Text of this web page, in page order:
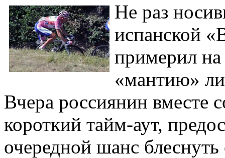
Не раз
испанской
примерил на
«мантию»
Вчера россиянин вместе
короткий тайм-аут,
очередной шанс